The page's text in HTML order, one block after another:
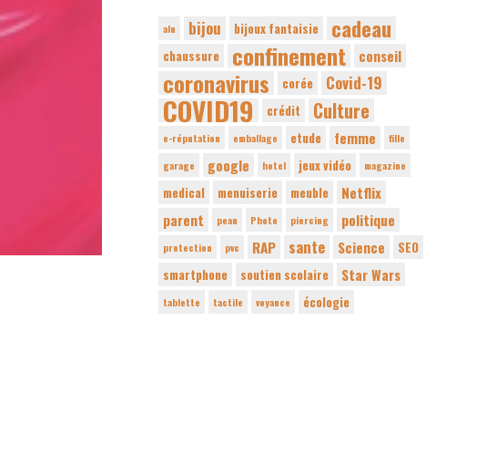
alu bijou bijoux fantaisie cadeau
chaussure confinement conseil
coronavirus corée Covid-19
COVID19 crédit Culture
e-réputation emballage etude femme
fille
garage
google hotel jeux vidéo magazine
medical menuiserie meuble
Netflix
parent
peau Photo piercing politique
protection pvc RAP sante Science
SEO
smartphone
soutien scolaire Star Wars
tablette tactile voyance écologie